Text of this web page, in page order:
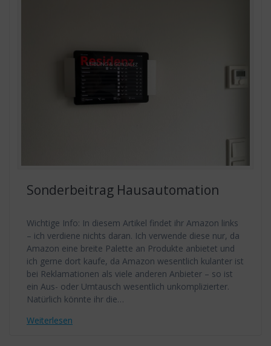
Sonderbeitrag Hausautomation
Wichtige Info: In diesem Artikel findet ihr Amazon links
– ich verdiene nichts daran. Ich verwende diese nur, da
Amazon eine breite Palette an Produkte anbietet und
ich gerne dort kaufe, da Amazon wesentlich kulanter ist
bei Reklamationen als viele anderen Anbieter – so ist
ein Aus- oder Umtausch wesentlich unkomplizierter.
Natürlich könnte ihr die…
Weiterlesen